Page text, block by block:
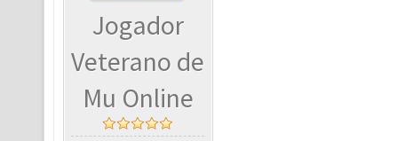
Jogador
Veterano de
Mu Online